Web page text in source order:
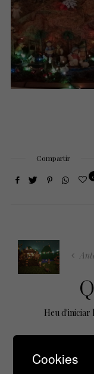
Compartir
Heu d'iniciar
Cookies